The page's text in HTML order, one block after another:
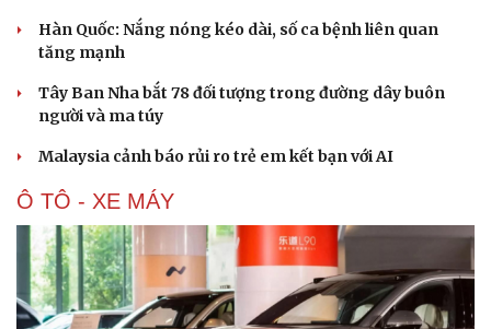
Hàn Quốc: Nắng nóng kéo dài, số ca bệnh liên quan
tăng mạnh
Tây Ban Nha bắt 78 đối tượng trong đường dây buôn
người và ma túy
Malaysia cảnh báo rủi ro trẻ em kết bạn với AI
Ô TÔ - XE MÁY